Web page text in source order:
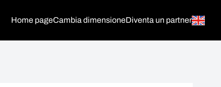
Home pageCambia dimensioneDiventa un partner